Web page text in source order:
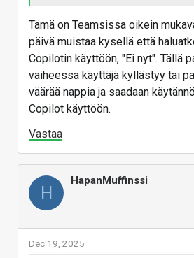
Tämä on Teamsissa oikein
päivä muistaa kysellä että
Copilotin käyttöön, "Ei nyt". Tällä
vaiheessa käyttäjä kyllästyy tai
väärää nappia ja saadaan
Copilot käyttöön.
Vastaa
H
HapanMuffinssi
Dec 19, 2025